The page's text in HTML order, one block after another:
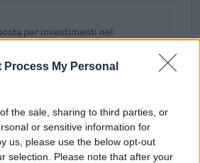
Process My Personal
the sale, sharing to third parties, or
or sensitive information for
us, please use the below opt-out
selection. Please note that after your
per investimenti nel
265
- Finanziamenti per l'acquisto di
e attrezzature da parte delle